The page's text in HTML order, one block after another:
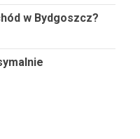
w Bydgoszcz?